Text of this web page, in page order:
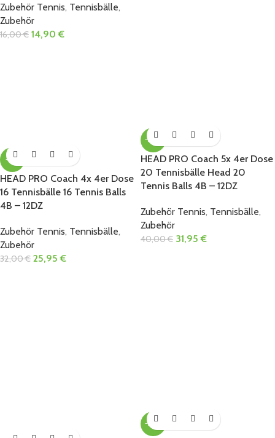
Zubehör Tennis, Tennisbälle,
Zubehör
16,00€ 14,90€
-19%
HEAD PRO Coach 4x 4er Dose
16 Tennisbälle 16 Tennis Balls
4B – 12DZ
Zubehör Tennis, Tennisbälle,
Zubehör
32,00€ 25,95€
-20%
HEAD PRO Coach 5x 4er Dose
20 Tennisbälle Head 20
Tennis Balls 4B – 12DZ
Zubehör Tennis, Tennisbälle,
Zubehör
40,00€ 31,95€
-20%